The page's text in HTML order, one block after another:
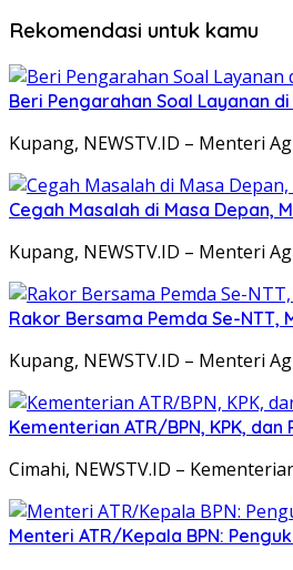
Rekomendasi untuk kamu
Beri Pengarahan Soal Layanan
Kupang, NEWSTV.ID – Menteri
Cegah Masalah di Masa Depan,
Kupang, NEWSTV.ID – Menteri
Rakor Bersama Pemda Se-NTT,
Kupang, NEWSTV.ID – Menteri
Kementerian ATR/BPN, KPK,
Cimahi, NEWSTV.ID –
Menteri ATR/Kepala BPN: